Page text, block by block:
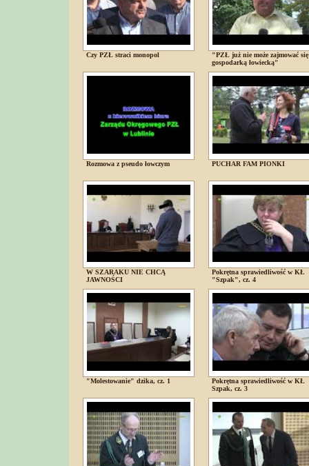
Czy PZŁ straci monopol
"PZŁ już nie może zajmować się
gospodarką łowiecką"
Rozmowa z pseudo łowczym PUCHAR FAM PIONKI
W SZARAKU NIE CHCĄ
JAWNOŚCI
Pokrętna sprawiedliwość w KŁ
"Szpak", cz. 4
"Molestowanie" dzika, cz. 1
Pokrętna sprawiedliwość w KŁ
Szpak, cz. 3